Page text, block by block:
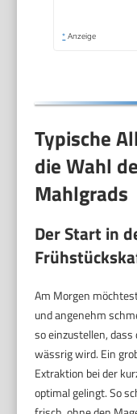
* Anzeige
Typische
die Wahl
Mahlgrads
Der Start in
Am Morgen
und angenehm
so einzustellen,
wässrig wird. Ein
Extraktion bei der
optimal gelingt. So